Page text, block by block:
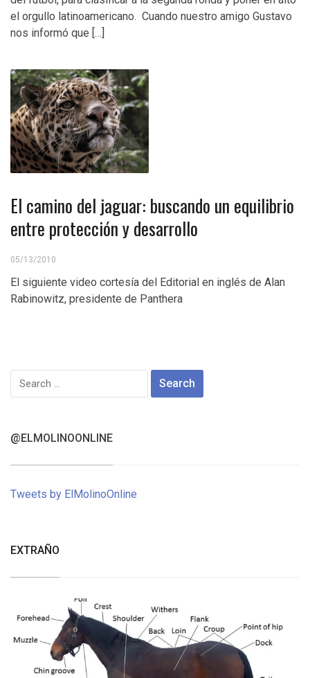
el orgullo latinoamericano. Cuando nuestro amigo Gustavo
nos informó que […]
El camino del jaguar: buscando un equilibrio
entre protección y desarrollo
05/13/2010
El siguiente video cortesía del Editorial en inglés de Alan
Rabinowitz, presidente de Panthera
Search
for:
@ELMOLINOONLINE
Tweets by ElMolinoOnline
EXTRAÑO